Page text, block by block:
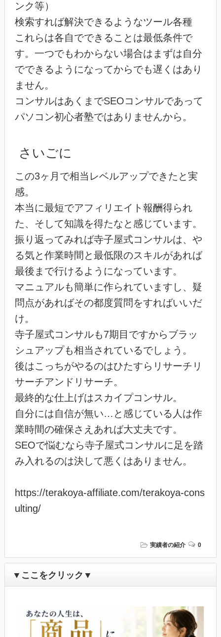
ンク等）
検索すれば解決できるようなツール各種
これらは各自でできることは最低条件で
す。一つでもわからない場合はまずは自分
でできるようになってからでも遅くはあり
ません。
コンサルはあくまでSEOコンサルであって
パソコン初心者塾ではありませんから。
さいごに
この3ヶ月で相当レベルアップできたと実
感。
本当に最短でアフィリエイト報酬得られ
た、そして知識を得たなと感じています。
振り返ってみれば寺子屋式コンサルは、や
る気と作業時間と最低限のスキルがあれば
最後まで行けるようになっています。
マニュアルも簡単に作られていますし、疑
問点があればその都度質問をすればいいだ
け。
寺子屋式コンサルも7期目ですからブラッ
シュアップも相当されているでしょう。
後はこっちがやるのはひたすらリサーチリ
サーチアンドリサーチ。
最終的な仕上げはスカイプコンサル。
自分には自信が無い…と感じている人は作
業時間の確保さえあれば大丈夫です。
SEOで悩むなら寺子屋式コンサルに足を踏
み入れるのは決して悪くはありません。
https://terakoya-affiliate.com/terakoya-cons
ulting/
実績者の紹介 0
▼ここをクリック▼